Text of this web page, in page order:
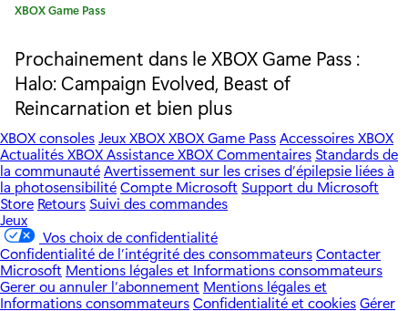
C
o
l
l
e
c
t
i
C
é
g
o
i
e
:
XBOX Game Pass
Prochainement dans le XBOX Game Pass :
Halo: Campaign Evolved, Beast of
Reincarnation et bien plus
XBOX consolesJeux XBOXXBOX Game PassAccessoires XBOX
Actualités XBOXAssistance XBOXCommentaires Standards de
la communautéAvertissement sur les crises d’épilepsie liées à
la photosensibilitéCompte Microsoft Support du Microsoft
Store Retours Suivi des commandes
Jeux
Vos choix de confidentialité
Confidentialité de l’intégrité des consommateursContacter
Microsoft Mentions légales et Informations consommateurs
Gerer ou annuler l’abonnement Mentions légales et
Informations consommateursConfidentialité et cookiesGérer